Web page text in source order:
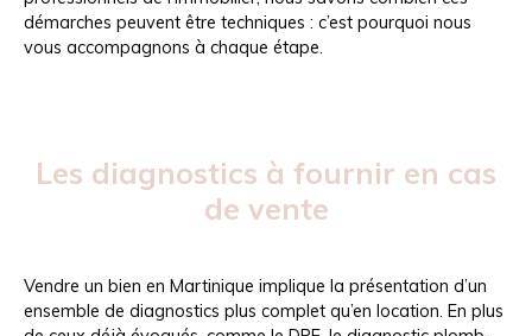
démarches peuvent être techniques : c’est pourquoi nous
vous accompagnons à chaque étape.
Les diagnostics à fournir en cas
de vente
Vendre un bien en Martinique implique la présentation d’un
ensemble de diagnostics plus complet qu’en location. En plus